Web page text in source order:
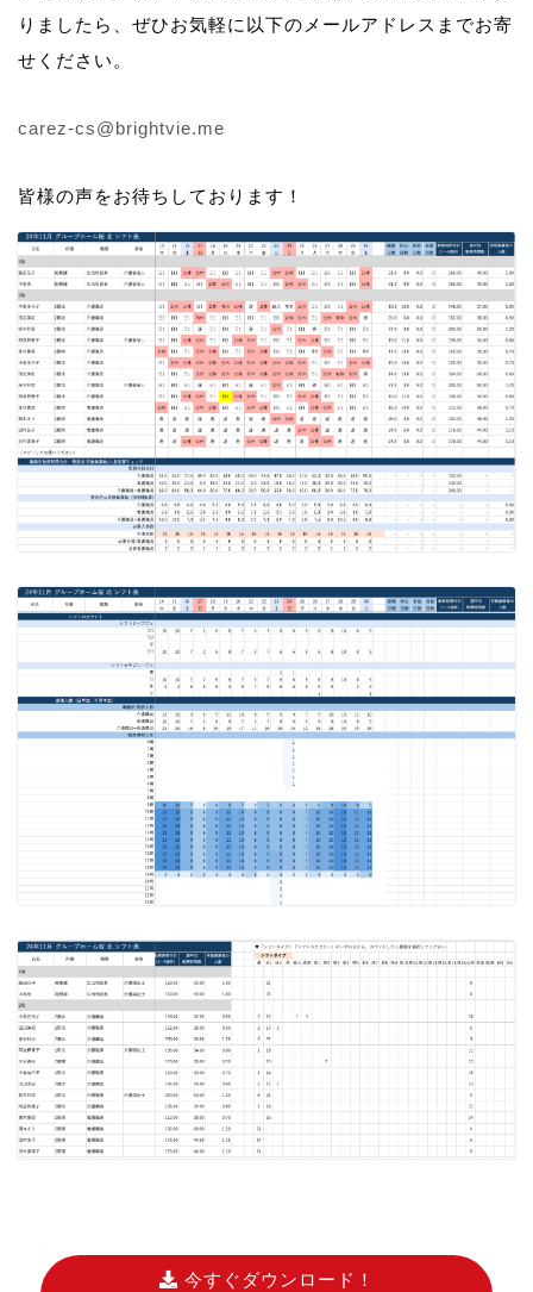
りましたら、ぜひお気軽に以下のメールアドレスまでお寄
せください。
carez-cs@brightvie.me
皆様の声をお待ちしております！
今すぐダウンロード！